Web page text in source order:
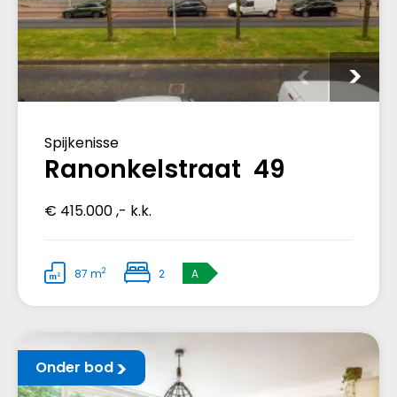
Spijkenisse
Ranonkelstraat 49
€ 415.000 ,- k.k.
87 m2 2 A
Onder bod